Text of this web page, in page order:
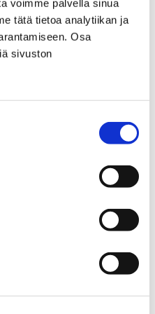
voimme palvella sinua
tätä tietoa analytiikan ja
Osa
sivuston
klo 11